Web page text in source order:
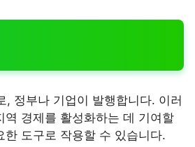
정부나 기업이 발행합니다. 이러
경제를 활성화하는 데 기여할
도구로 작용할 수 있습니다.